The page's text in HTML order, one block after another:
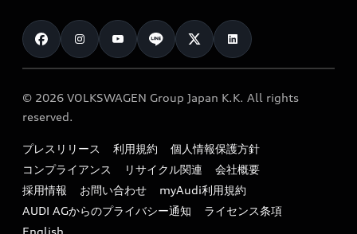
カタログ一覧
車検 / 定期点検
e-tronアフターサポート
myAudi
クオリティ
保証
メンテナンス
ファイナンス
キャンペーン / イベント
買取査定
お知らせ
オーナー様向けキャンペーン
特定整備適用車一覧
リサイクル法
よくある質問（FAQ）
© 2026 VOLKSWAGEN Group Japan K.K. All rights
reserved.
プレスリリース 利用規約
個人情報保護方針
コンプライアンス
リサイクル関連
会社概要
採用情報
お問い合わせ
myAudi利用規約
AUDI AGからのプライバシー通知
ライセンス条項
English